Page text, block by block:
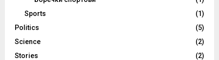
Sports
(1)
Politics
(5)
Science
(2)
Stories
(2)